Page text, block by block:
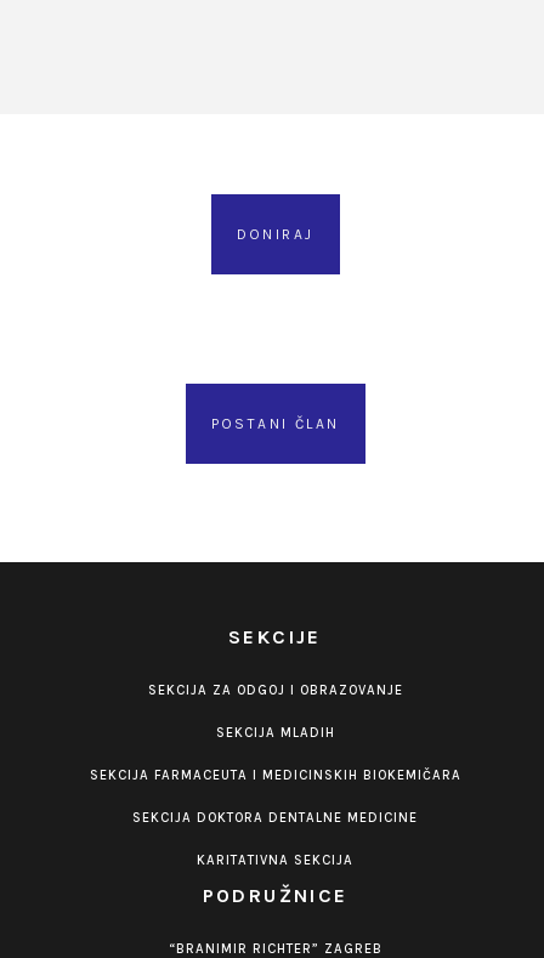
DONIRAJ
POSTANI ČLAN
SEKCIJE
SEKCIJA ZA ODGOJ I OBRAZOVANJE
SEKCIJA MLADIH
SEKCIJA FARMACEUTA I MEDICINSKIH BIOKEMIČARA
SEKCIJA DOKTORA DENTALNE MEDICINE
KARITATIVNA SEKCIJA
PODRUŽNICE
“BRANIMIR RICHTER” ZAGREB